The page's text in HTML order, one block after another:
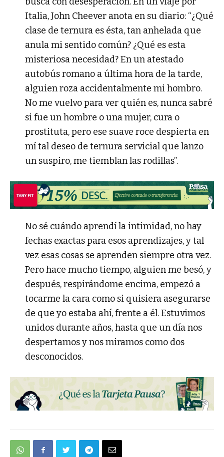
Italia, John Cheever anota en su diario: “¿Qué
clase de ternura es ésta, tan anhelada que
anula mi sentido común? ¿Qué es esta
misteriosa necesidad? En un atestado
autobús romano a última hora de la tarde,
alguien roza accidentalmente mi hombro.
No me vuelvo para ver quién es, nunca sabré
si fue un hombre o una mujer, cura o
prostituta, pero ese suave roce despierta en
mí tal deseo de ternura servicial que lanzo
un suspiro, me tiemblan las rodillas”.
No sé cuándo aprendí la intimidad, no hay
fechas exactas para esos aprendizajes, y tal
vez esas cosas se aprenden siempre otra vez.
Pero hace mucho tiempo, alguien me besó, y
después, respirándome encima, empezó a
tocarme la cara como si quisiera asegurarse
de que yo estaba ahí, frente a él. Estuvimos
unidos durante años, hasta que un día nos
despertamos y nos miramos como dos
desconocidos.